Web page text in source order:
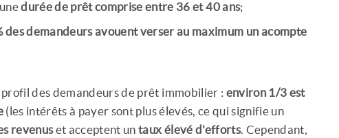
durée de prêt comprise entre 36 et 40 ans;
des demandeurs avouent verser au maximum un acompte
des demandeurs de prêt immobilier : environ 1/3 est
(les intérêts à payer sont plus élevés, ce qui signifie un
revenuset acceptent untaux élevé d'efforts. Cependant,